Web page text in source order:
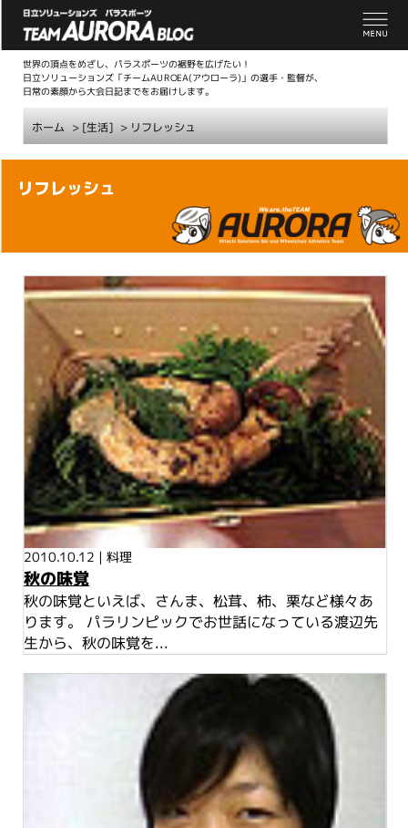
世界の頂点をめざし、パラスポーツの裾野を広げたい！
日立ソリューションズ「チームAUROEA(アウローラ)」の選手・監督が、
日常の素顔から大会日記までをお届けします。
ホーム > [生活] > リフレッシュ
本
リフレッシュ
2010.10.12 |料理
秋の味覚
秋の味覚といえば、さんま、松茸、柿、栗など様々あ
ります。 パラリンピックでお世話になっている渡辺先
生から、秋の味覚を...